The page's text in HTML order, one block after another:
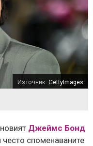
Източник: GettyImages
Джеймс Бонд
често споменаваните